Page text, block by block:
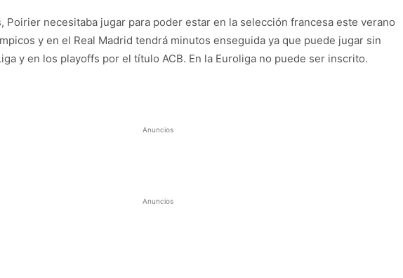
Poirier necesitaba jugar para poder estar en la selección francesa este verano
y en el Real Madrid tendrá minutos enseguida ya que puede jugar sin
y en los playoffs por el título ACB. En la Euroliga no puede ser inscrito.
Anuncios
Anuncios